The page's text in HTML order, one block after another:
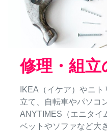
修理・組立
IKEA（イケア）やニ
立て、自転車やパソコ
ANYTIMES（エニタイ
ベットやソファなど大